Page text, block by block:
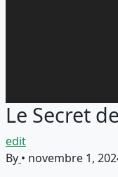
Le Secret
edit
By • novembre 1,